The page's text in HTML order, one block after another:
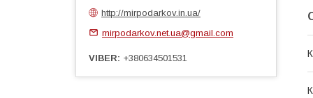
http://mirpodarkov.in.ua/
mirpodarkov.net.ua@gmail.com
VIBER +380634501531